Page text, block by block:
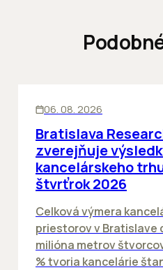
06. 08. 2026
Bratislava
zverejňuje
kancelárskeho
štvrťrok 2026
Celková výmera
priestorov v Bratislave
milióna metrov
% tvoria kancelárie